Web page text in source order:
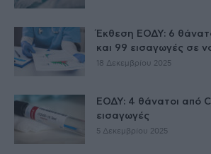
Έκθεση ΕΟΔΥ: 6
και 99 εισαγωγές σε
18 Δεκεμβρίου 2025
ΕΟΔΥ: 4 θάνατοι από
εισαγωγές
5 Δεκεμβρίου 2025